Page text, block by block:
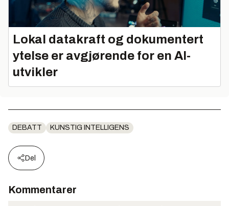
Lokal datakraft og dokumentert
ytelse er avgjørende for en AI-
utvikler
DEBATT KUNSTIG INTELLIGENS
Del
Kommentarer